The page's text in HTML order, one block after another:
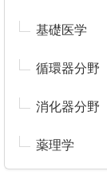
基礎医学
循環器分野
消化器分野
薬理学